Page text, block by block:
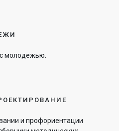
молодежью.
и профориентации